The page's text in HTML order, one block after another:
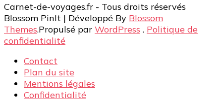
Carnet-de-voyages.fr - Tous droits réservés
Blossom PinIt | Développé By Blossom
Themes.Propulsé par WordPress . Politique de
confidentialité
Contact
Plan du site
Mentions légales
Confidentialité